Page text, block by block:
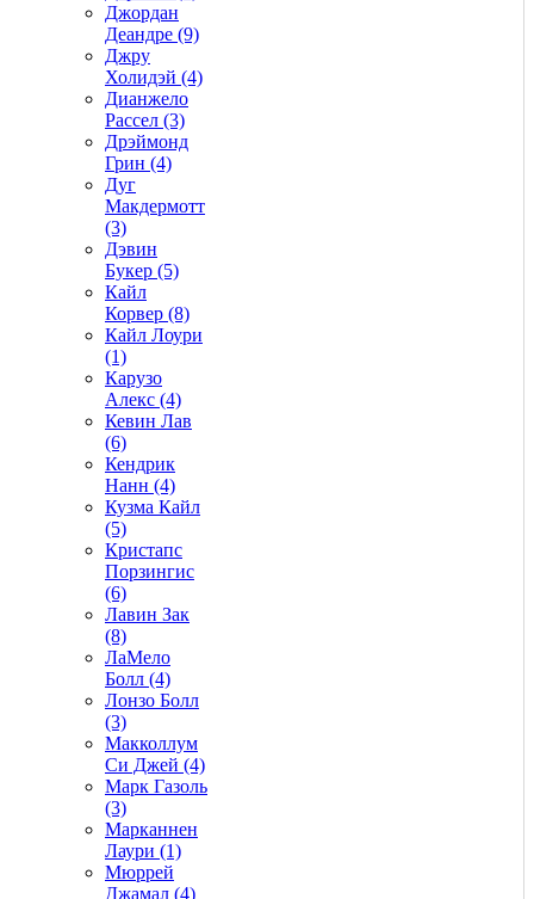
Джордан
Деандре (9)
Джру
Холидэй (4)
Дианжело
Рассел (3)
Дрэймонд
Грин (4)
Дуг
Макдермотт
(3)
Дэвин
Букер (5)
Кайл
Корвер (8)
Кайл Лоури
(1)
Карузо
Алекс (4)
Кевин Лав
(6)
Кендрик
Нанн (4)
Кузма Кайл
(5)
Кристапс
Порзингис
(6)
Лавин Зак
(8)
ЛаМело
Болл (4)
Лонзо Болл
(3)
Макколлум
Си Джей (4)
Марк Газоль
(3)
Марканнен
Лаури (1)
Мюррей
Джамал (4)